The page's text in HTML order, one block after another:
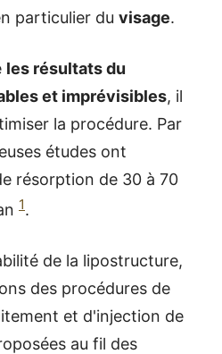
particulier du visage.
les résultats du
et imprévisibles, il
la procédure. Par
études ont
résorption de 30 à 70
1.
de la lipostructure,
des procédures de
et d'injection de
au fil des